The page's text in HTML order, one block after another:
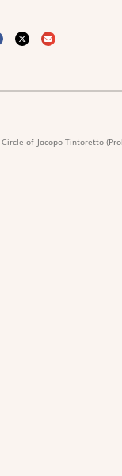
Circle of Jacopo Tintoretto